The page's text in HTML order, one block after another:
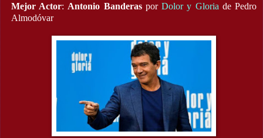
Mejor Actor: Antonio BanderasporDolor y Gloria de Pedro
Almodóvar